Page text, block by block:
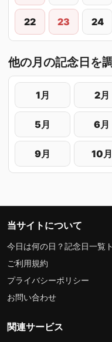
22 23 24
他の月の記念日を
1月 2月
5月 6月
9月 10月
当サイトについて
今日は何の日？記念日一覧
ご利用規約
プライバシーポリシー
お問い合わせ
関連サービス